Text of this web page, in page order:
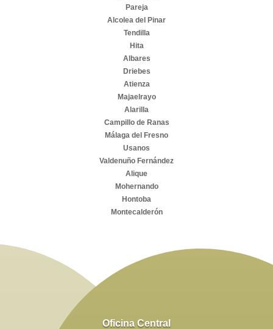
Pareja
Alcolea del Pinar
Tendilla
Hita
Albares
Driebes
Atienza
Majaelrayo
Alarilla
Campillo de Ranas
Málaga del Fresno
Usanos
Valdenuño Fernández
Alique
Mohernando
Hontoba
Montecalderón
Oficina Central